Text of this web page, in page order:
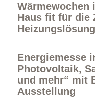
Wärmewochen
Haus fit für die
Energiemesse
Photovoltaik,
und mehr“ mit
Ausstellung